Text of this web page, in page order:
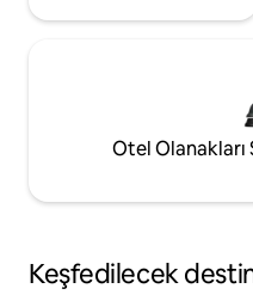
Otel Olanakları
Keşfedilecek